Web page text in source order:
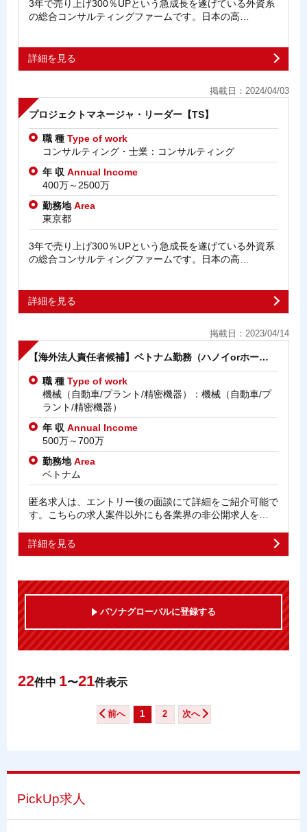
3年で売り上げ300％UPという急成長を遂げている外資系
の総合コンサルティングファームです。日本の高…
詳細を見る
掲載日：2024/04/03
プロジェクトマネージャ・リーダー【TS】
職 種 Type of work
コンサルティング・士業：コンサルティング
年 収 Annual Income
400万～2500万
勤務地Area
東京都
3年で売り上げ300％UPという急成長を遂げている外資系
の総合コンサルティングファームです。日本の高…
詳細を見る
掲載日：2023/04/14
【海外法人責任者候補】ベトナム勤務（ハノイorホー…
職 種 Type of work
機械（自動車/プラント/精密機器）：機械（自動車/プ
ラント/精密機器）
年 収 Annual Income
500万～700万
勤務地Area
ベトナム
匿名求人は、エントリー後の面談にて詳細をご紹介可能で
す。こちらの求人案件以外にも各業界の非公開求人を…
詳細を見る
パソナグローバルに登録する
22件中 1〜21件表示
前へ 1 2 次へ
PickUp求人